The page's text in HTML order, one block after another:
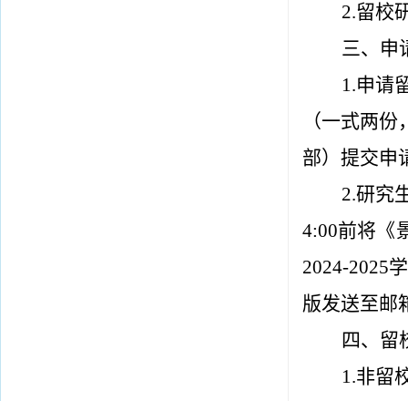
2.留校
三、申
1.申请
（一式两份
部）提交申
2.研究
4:00前将《
2024-2025
版发送至邮
四、留
1.非留